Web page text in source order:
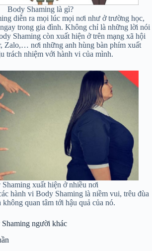
Body Shaming là gì?
diễn ra mọi lúc mọi nơi như ở trường học,
trong gia đình. Không chỉ là những lời nói
Shaming còn xuất hiện ở trên mạng xã hội
Zalo,… nơi những anh hùng bàn phím xuất
trách nhiệm với hành vi của mình.
xuất hiện ở nhiều nơi
hành vi Body Shaming là niềm vui, trêu đùa
quan tâm tới hậu quả của nó.
người khác